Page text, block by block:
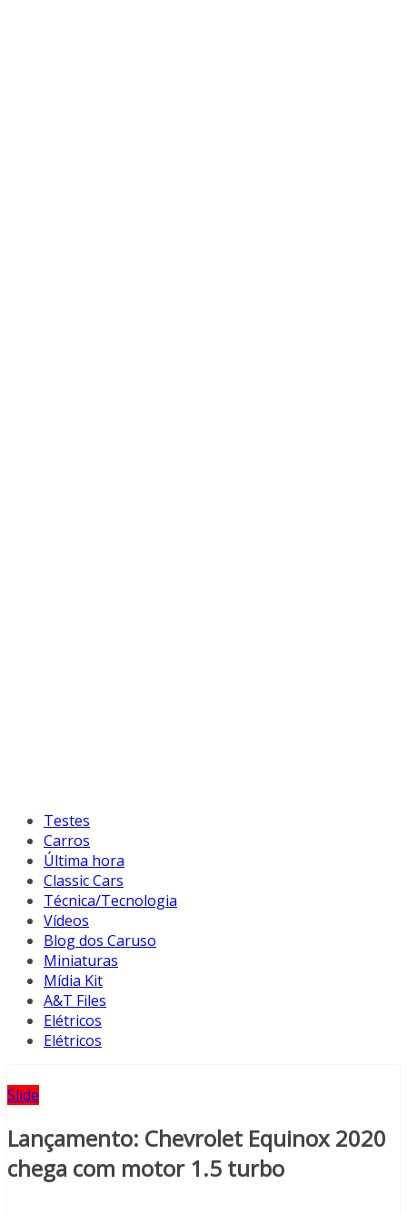
Testes
Carros
Última hora
Classic Cars
Técnica/Tecnologia
Vídeos
Blog dos Caruso
Miniaturas
Mídia Kit
A&T Files
Elétricos
Elétricos
Slide
Lançamento: Chevrolet Equinox 2020
chega com motor 1.5 turbo